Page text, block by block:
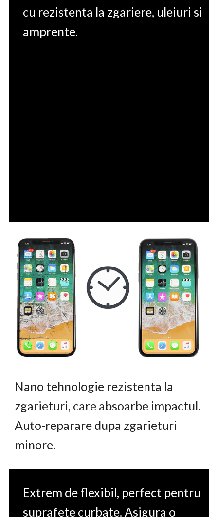
cu rezistenta la zgariere, uleiuri si
amprente.
Nano tehnologie rezistenta la
zgarieturi, care absoarbe impactul.
Auto-reparare dupa zgarieturi
minore.
Extrem de flexibil, perfect pentru
suprafete curbate. Asigura o